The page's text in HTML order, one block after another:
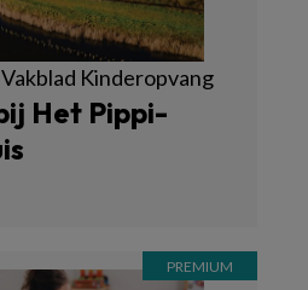
Kinderopvang
Het Pippi-